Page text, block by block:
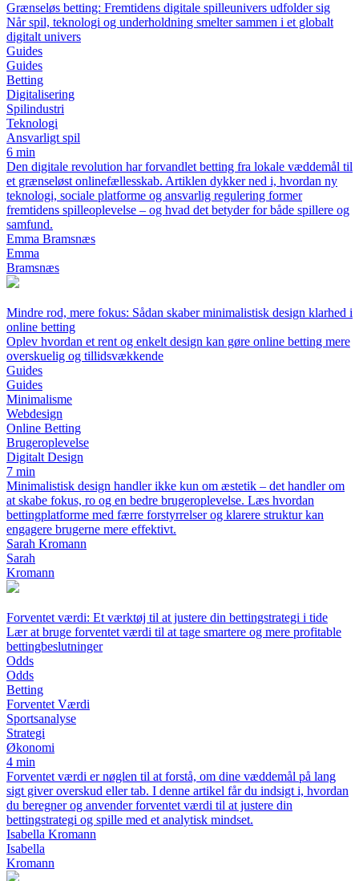
Grænseløs betting: Fremtidens digitale spilleunivers udfolder sig
Når spil, teknologi og underholdning smelter sammen i et globalt
digitalt univers
Guides
Guides
Betting
Digitalisering
Spilindustri
Teknologi
Ansvarligt spil
6 min
Den digitale revolution har forvandlet betting fra lokale væddemål til
et grænseløst onlinefællesskab. Artiklen dykker ned i, hvordan ny
teknologi, sociale platforme og ansvarlig regulering former
fremtidens spilleoplevelse – og hvad det betyder for både spillere og
samfund.
Emma Bramsnæs
Emma
Bramsnæs
Mindre rod, mere fokus: Sådan skaber minimalistisk design klarhed i
online betting
Oplev hvordan et rent og enkelt design kan gøre online betting mere
overskuelig og tillidsvækkende
Guides
Guides
Minimalisme
Webdesign
Online Betting
Brugeroplevelse
Digitalt Design
7 min
Minimalistisk design handler ikke kun om æstetik – det handler om
at skabe fokus, ro og en bedre brugeroplevelse. Læs hvordan
bettingplatforme med færre forstyrrelser og klarere struktur kan
engagere brugerne mere effektivt.
Sarah Kromann
Sarah
Kromann
Forventet værdi: Et værktøj til at justere din bettingstrategi i tide
Lær at bruge forventet værdi til at tage smartere og mere profitable
bettingbeslutninger
Odds
Odds
Betting
Forventet Værdi
Sportsanalyse
Strategi
Økonomi
4 min
Forventet værdi er nøglen til at forstå, om dine væddemål på lang
sigt giver overskud eller tab. I denne artikel får du indsigt i, hvordan
du beregner og anvender forventet værdi til at justere din
bettingstrategi og spille med et analytisk mindset.
Isabella Kromann
Isabella
Kromann